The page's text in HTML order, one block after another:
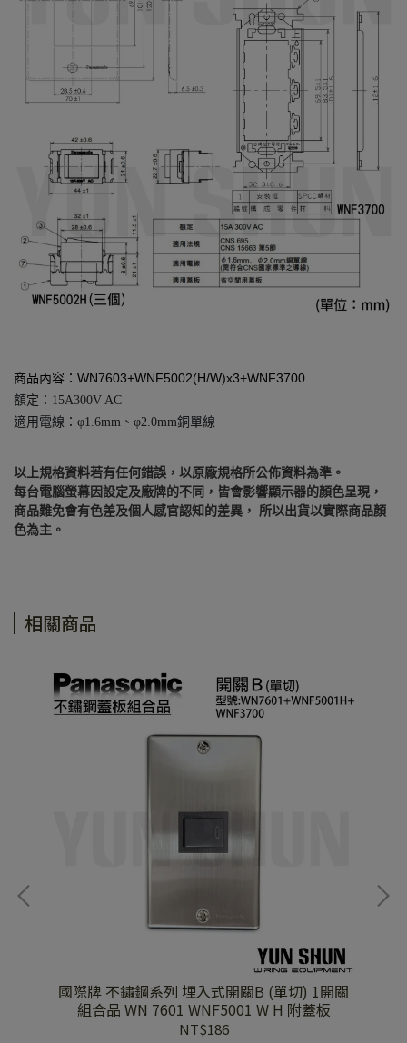
商品內容：WN7603+WNF5002(H/W)x3+WNF3700
額定：15A300V AC
適用電線：φ1.6mm、φ2.0mm銅單線
以上規格資料若有任何錯誤，以原廠規格所公佈資料為準。
每台電腦螢幕因設定及廠牌的不同，皆會影響顯示器的顏色呈現，
商品難免會有色差及個人感官認知的差異， 所以出貨以實際商品顏
色為主。
相關商品
國際牌 不鏽鋼系列 埋入式開關B (單切) 1開關
組合品 WN 7601 WNF5001 W H 附蓋板
NT$186